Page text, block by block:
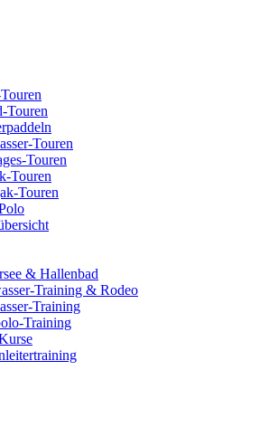
Touren
Touren
Touren
Touren
Touren
& Hallenbad
Training & Rodeo
Training
Training